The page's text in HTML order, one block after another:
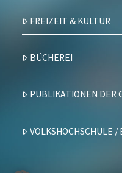
FREIZEIT & KULTUR
BÜCHEREI
PUBLIKATIONEN DER
VOLKSHOCHSCHULE /